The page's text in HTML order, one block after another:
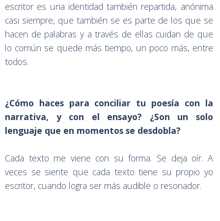
escritor es una identidad también repartida, anónima
casi siempre, que también se es parte de los que se
hacen de palabras y a través de ellas cuidan de que
lo común se quede más tiempo, un poco más, entre
todos.
¿Cómo haces para conciliar tu poesía con la
narrativa, y con el ensayo? ¿Son un solo
lenguaje que en momentos se desdobla?
Cada texto me viene con su forma. Se deja oír. A
veces se siente que cada texto tiene su propio yo
escritor, cuando logra ser más audible o resonador.